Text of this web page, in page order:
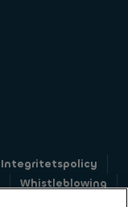
Integritetspolicy
Whistleblowing